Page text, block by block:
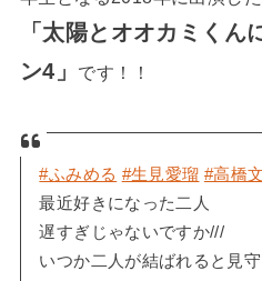
「太陽とオオカミくん
ン4」
です！！
#ふみめる #生見愛瑠 #高橋
最近好きになった二人
遅すぎじゃないですか///
いつか二人が結ばれると見